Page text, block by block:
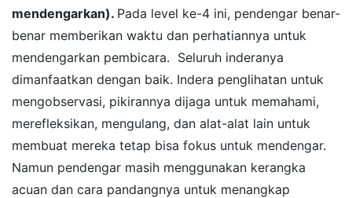
mendengarkan). Pada level ke-4 ini, pendengar benar-
benar memberikan waktu dan perhatiannya untuk
mendengarkan pembicara. Seluruh inderanya
dimanfaatkan dengan baik. Indera penglihatan untuk
mengobservasi, pikirannya dijaga untuk memahami,
merefleksikan, mengulang, dan alat-alat lain untuk
membuat mereka tetap bisa fokus untuk mendengar.
Namun pendengar masih menggunakan kerangka
acuan dan cara pandangnya untuk menangkap